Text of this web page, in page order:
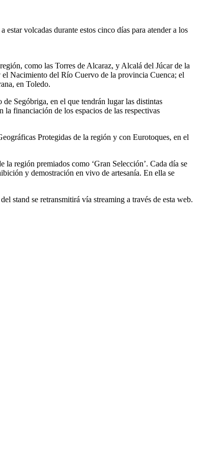
volcadas durante estos cinco días para atender a los
como las Torres de Alcaraz, y Alcalá del Júcar de la
Nacimiento del Río Cuervo de la provincia Cuenca; el
en Toledo.
Segóbriga, en el que tendrán lugar las distintas
financiación de los espacios de las respectivas
Protegidas de la región y con Eurotoques, en el
región premiados como ‘Gran Selección’. Cada día se
y demostración en vivo de artesanía. En ella se
stand se retransmitirá vía streaming a través de esta web.